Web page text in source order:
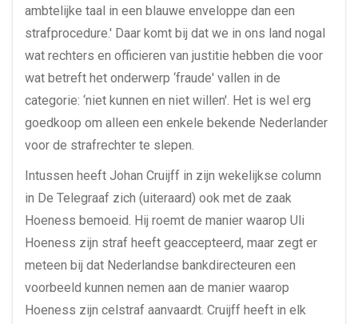
ambtelijke taal in een blauwe enveloppe dan een
strafprocedure.' Daar komt bij dat we in ons land nogal
wat rechters en officieren van justitie hebben die voor
wat betreft het onderwerp ‘fraude' vallen in de
categorie: ‘niet kunnen en niet willen'. Het is wel erg
goedkoop om alleen een enkele bekende Nederlander
voor de strafrechter te slepen.
Intussen heeft Johan Cruijff in zijn wekelijkse column
in De Telegraaf zich (uiteraard) ook met de zaak
Hoeness bemoeid. Hij roemt de manier waarop Uli
Hoeness zijn straf heeft geaccepteerd, maar zegt er
meteen bij dat Nederlandse bankdirecteuren een
voorbeeld kunnen nemen aan de manier waarop
Hoeness zijn celstraf aanvaardt. Cruijff heeft in elk